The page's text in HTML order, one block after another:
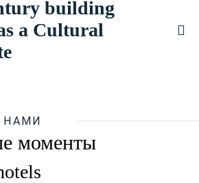
building
a Cultural
НАМИ
моменты